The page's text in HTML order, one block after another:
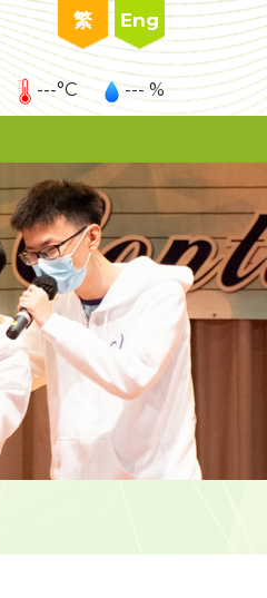
繁 Eng
---°C --- %